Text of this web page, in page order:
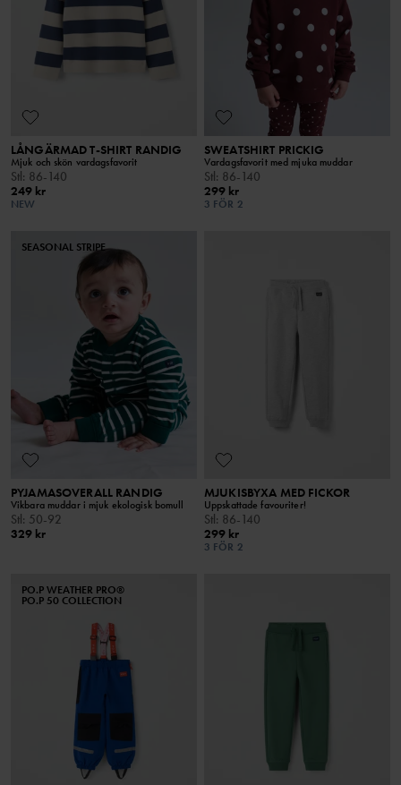
LÅNGÄRMAD T-SHIRT RANDIG
Mjuk och skön vardagsfavorit
Stl: 86-140
249 kr
NEW
SWEATSHIRT PRICKIG
Vardagsfavorit med mjuka muddar
Stl: 86-140
299 kr
3 FÖR 2
SEASONAL STRIPE
PYJAMASOVERALL RANDIG
Vikbara muddar i mjuk ekologisk bomull
Stl : 50-92
329 kr
MJUKISBYXA MED FICKOR
Uppskattade favouriter!
Stl : 86-140
299 kr
3 FÖR 2
PO.P WEATHER PRO®
PO.P 50 COLLECTION